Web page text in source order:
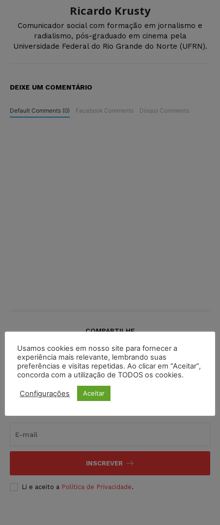
Ricardo Krusty
Comunicador social com formação em jornalismo e
radialismo, pós-graduado em cinema pela
Universidade Federal do Rio Grande do Norte (UFRN).
DEIXE UM COMENTÁRIO
Default Comments (0) Facebook Comments Disqus Comments
COMPARTILHE
INSCREVER
Li e aceito a Política de Privacidade.
Usamos cookies em nosso site para fornecer a
experiência mais relevante, lembrando suas
preferências e visitas repetidas. Ao clicar em “Aceitar”,
concorda com a utilização de TODOS os cookies.
Configurações Aceitar